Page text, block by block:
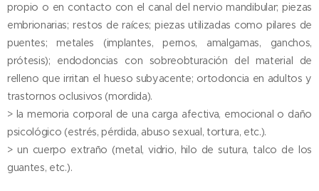
propio o en contacto con el canal del nervio mandibular; piezas
embrionarias; restos de raíces; piezas utilizadas como pilares de
puentes; metales (implantes, pernos, amalgamas, ganchos,
prótesis); endodoncias con sobreobturación del material de
relleno que irritan el hueso subyacente; ortodoncia en adultos y
trastornos oclusivos (mordida).
> la memoria corporal de una carga afectiva, emocional o daño
psicológico (estrés, pérdida, abuso sexual, tortura, etc.).
> un cuerpo extraño (metal, vidrio, hilo de sutura, talco de los
guantes, etc.).